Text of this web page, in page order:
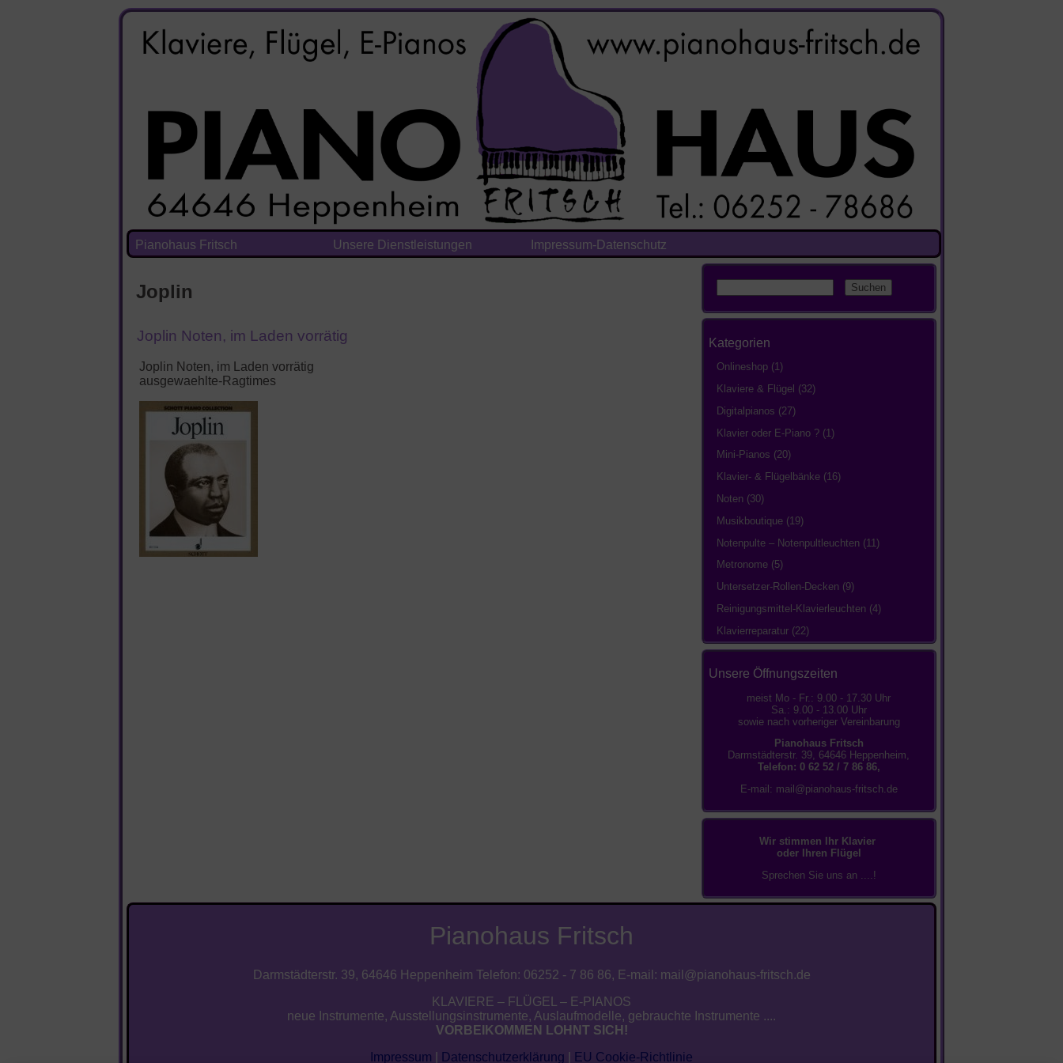
Pianohaus Fritsch Unsere Dienstleistungen Impressum-Datenschutz
Joplin
Joplin Noten, im Laden vorrätig
Joplin Noten, im Laden vorrätig
ausgewaehlte-Ragtimes
Kategorien
Onlineshop (1)
Klaviere & Flügel (32)
Digitalpianos (27)
Klavier oder E-Piano ? (1)
Mini-Pianos (20)
Klavier- & Flügelbänke (16)
Noten (30)
Musikboutique (19)
Notenpulte – Notenpultleuchten (11)
Metronome (5)
Untersetzer-Rollen-Decken (9)
Reinigungsmittel-Klavierleuchten (4)
Klavierreparatur (22)
Unsere Öffnungszeiten
meist Mo - Fr.: 9.00 - 17.30 Uhr
Sa.: 9.00 - 13.00 Uhr
sowie nach vorheriger Vereinbarung
Pianohaus Fritsch
Darmstädterstr. 39, 64646 Heppenheim,
Telefon: 0 62 52 / 7 86 86,
E-mail: mail@pianohaus-fritsch.de
Wir stimmen Ihr Klavier
oder Ihren Flügel
Sprechen Sie uns an ....!
Pianohaus Fritsch
Darmstädterstr. 39, 64646 Heppenheim Telefon: 06252 - 7 86 86, E-mail: mail@pianohaus-fritsch.de
KLAVIERE – FLÜGEL – E-PIANOS
neue Instrumente, Ausstellungsinstrumente, Auslaufmodelle, gebrauchte Instrumente ....
VORBEIKOMMEN LOHNT SICH!
Impressum
Datenschutzerklärung EU Cookie-Richtlinie